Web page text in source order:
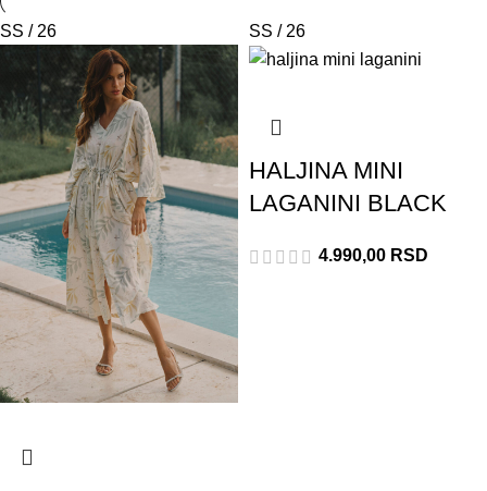
SS / 26 SS / 26
HALJINA MINI
LAGANINI BLACK
4.990,00 RSD